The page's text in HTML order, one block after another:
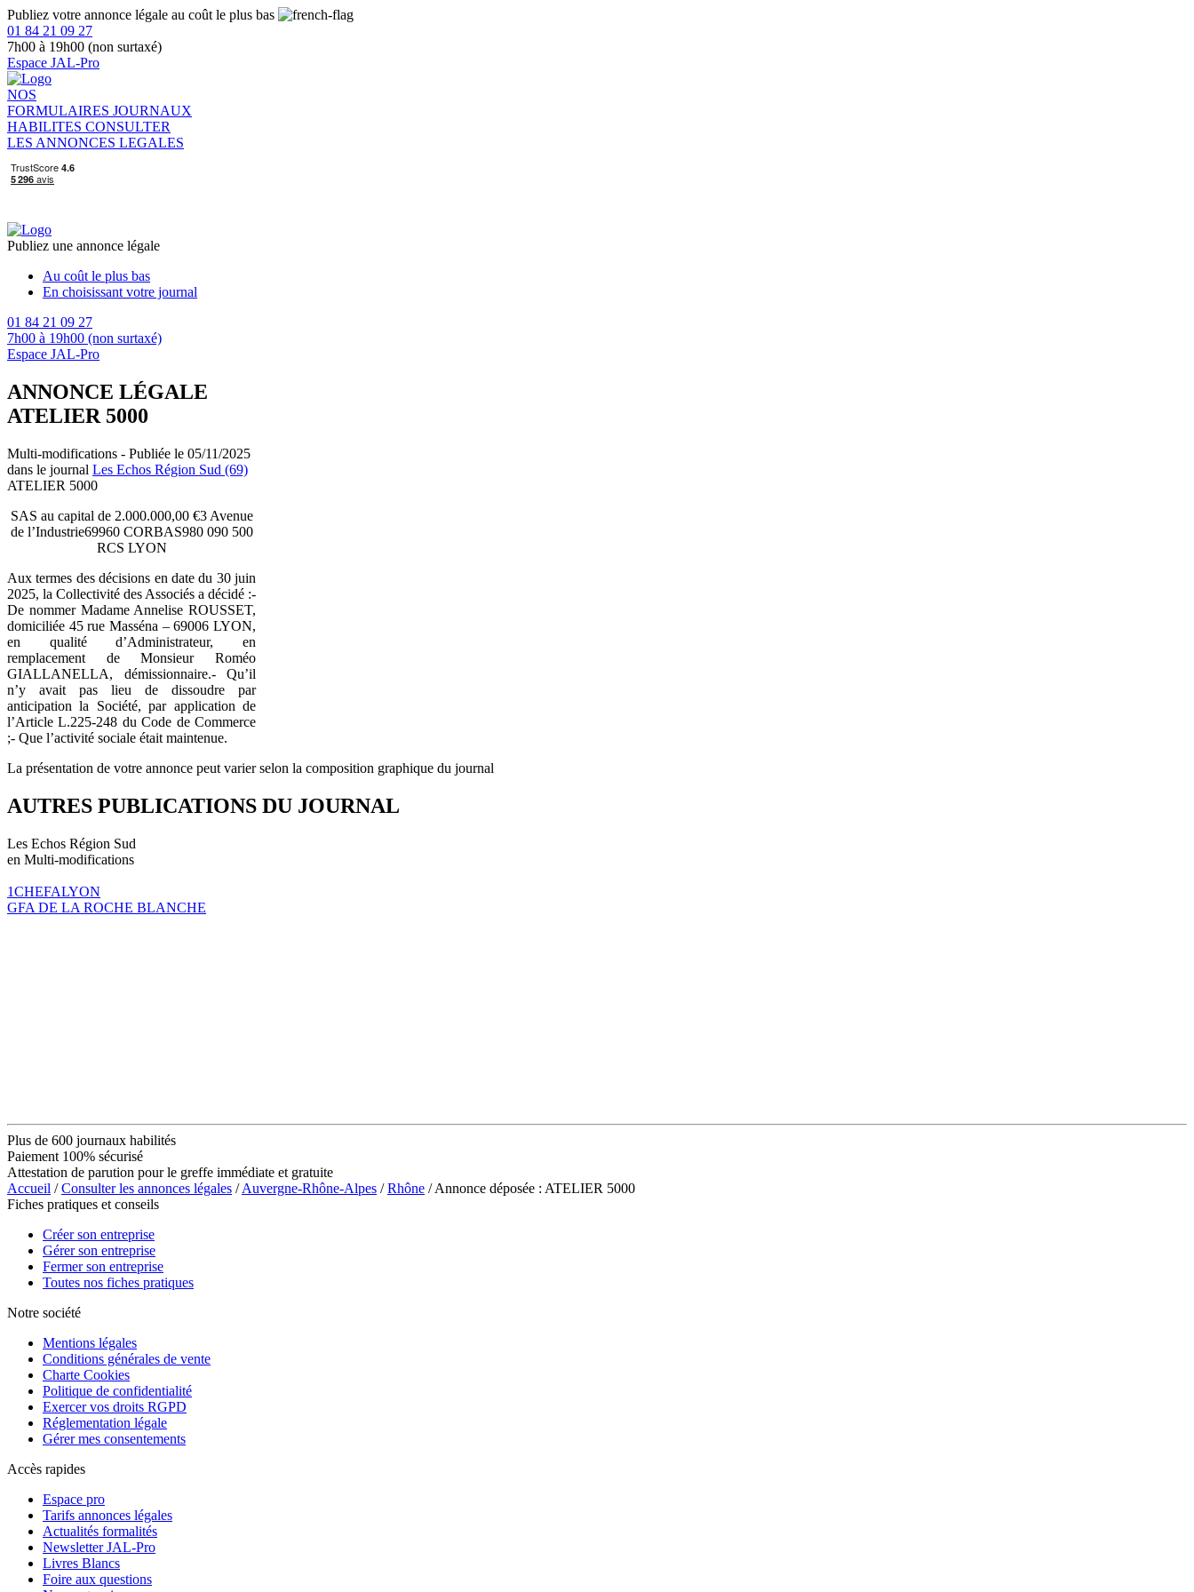
Publiez votre annonce légale au coût le plus bas
01 84 21 09 27
7h00 à 19h00 (non surtaxé)
Espace JAL-Pro
NOS
FORMULAIRES JOURNAUX
HABILITES CONSULTER
LES ANNONCES LEGALES
Publiez une annonce légale
Au coût le plus bas
En choisissant votre journal
01 84 21 09 27
7h00 à 19h00 (non surtaxé)
Espace JAL-Pro
ANNONCE LÉGALE
ATELIER 5000
Multi-modifications - Publiée le 05/11/2025
dans le journal Les Echos Région Sud (69)
ATELIER 5000
SAS au capital de 2.000.000,00 €3 Avenue
de l’Industrie69960 CORBAS980 090 500
RCS LYON
Aux termes des décisions en date du 30 juin
2025, la Collectivité des Associés a décidé :-
De nommer Madame Annelise ROUSSET,
domiciliée 45 rue Masséna – 69006 LYON,
en qualité d’Administrateur, en
remplacement de Monsieur Roméo
GIALLANELLA, démissionnaire.- Qu’il
n’y avait pas lieu de dissoudre par
anticipation la Société, par application de
l’Article L.225-248 du Code de Commerce
;- Que l’activité sociale était maintenue.
La présentation de votre annonce peut varier selon la composition graphique du journal
AUTRES PUBLICATIONS DU JOURNAL
Les Echos Région Sud
en Multi-modifications
1CHEFALYON
GFA DE LA ROCHE BLANCHE
Plus de 600 journaux habilités
Paiement 100% sécurisé
Attestation de parution pour le greffe immédiate et gratuite
Accueil /Consulter les annonces légales /Auvergne-Rhône-Alpes /Rhône / Annonce déposée : ATELIER 5000
Fiches pratiques et conseils
Créer son entreprise
Gérer son entreprise
Fermer son entreprise
Toutes nos fiches pratiques
Notre société
Mentions légales
Conditions générales de vente
Charte Cookies
Politique de confidentialité
Exercer vos droits RGPD
Réglementation légale
Gérer mes consentements
Accès rapides
Espace pro
Tarifs annonces légales
Actualités formalités
Newsletter JAL-Pro
Livres Blancs
Foire aux questions